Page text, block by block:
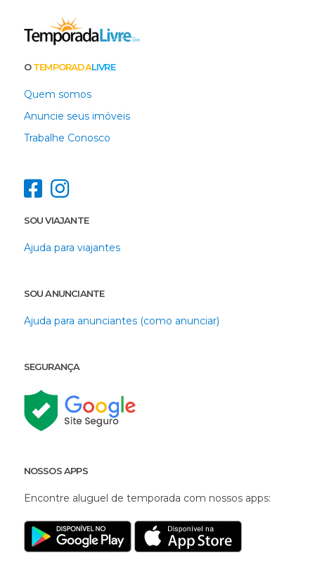
OTEMPORADALIVRE
Quem somos
Anuncie seus imóveis
Trabalhe Conosco
SOU VIAJANTE
Ajuda para viajantes
SOU ANUNCIANTE
Ajuda para anunciantes (como anunciar)
SEGURANÇA
NOSSOS APPS
Encontre aluguel de temporada com nossos apps: